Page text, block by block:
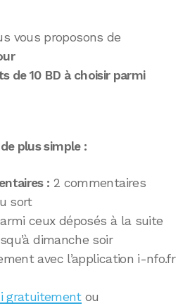
vous proposons de
de 10 BD à choisir parmi
plus simple :
: 2 commentaires
sort
ceux déposés à la suite
dimanche soir
avec l’application i-nfo.fr
gratuitementou